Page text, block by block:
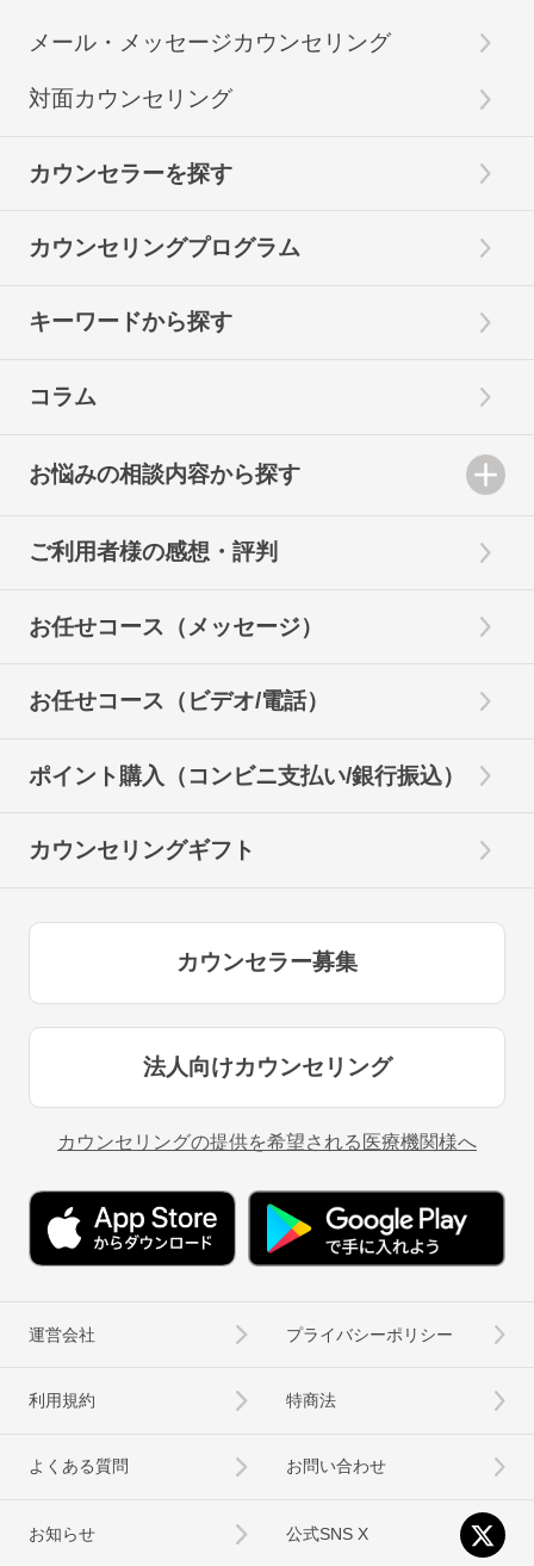
メール・メッセージカウンセリング
対面カウンセリング
カウンセラーを探す
カウンセリングプログラム
キーワードから探す
コラム
お悩みの相談内容から探す
ご利用者様の感想・評判
お任せコース（メッセージ）
お任せコース（ビデオ/電話）
ポイント購入（コンビニ支払い/銀行振込）
カウンセリングギフト
カウンセラー募集
法人向けカウンセリング
カウンセリングの提供を希望される医療機関様へ
運営会社 プライバシーポリシー
利用規約 特商法
よくある質問 お問い合わせ
お知らせ 公式SNS X